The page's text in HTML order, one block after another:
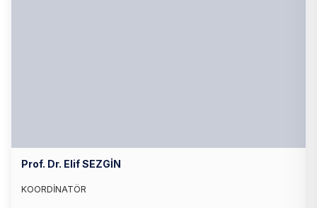
Prof. Dr. Elif SEZGİN
KOORDİNATÖR